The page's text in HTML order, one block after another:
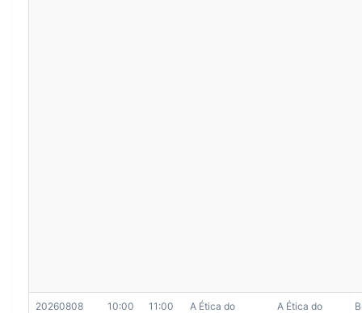
20260808 10:00 11:00
A Ética do
A Ética do